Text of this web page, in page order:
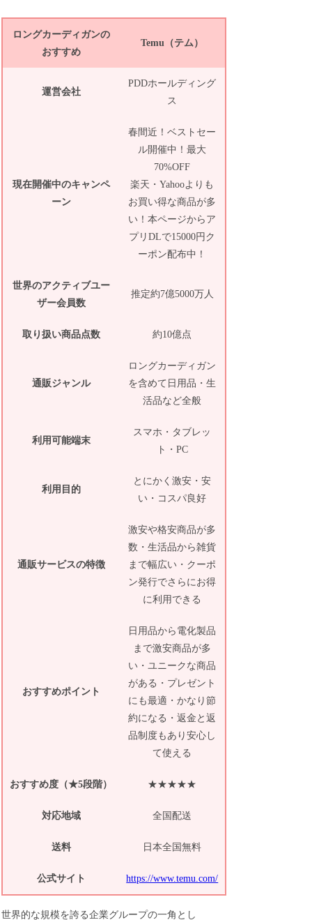
ロングカーディガンの
おすすめ
Temu（テム）
運営会社
PDDホールディング
ス
現在開催中のキャンペ
ーン
春間近！ベストセー
ル開催中！最大
70%OFF
楽天・Yahooよりも
お買い得な商品が多
い！本ページからア
プリDLで15000円ク
ーポン配布中！
世界のアクティブユー
ザー会員数
推定約7億5000万人
取り扱い商品点数 約10億点
通販ジャンル
ロングカーディガン
を含めて日用品・生
活品など全般
利用可能端末
スマホ・タブレッ
ト・PC
利用目的
とにかく激安・安
い・コスパ良好
通販サービスの特徴
激安や格安商品が多
数・生活品から雑貨
まで幅広い・クーポ
ン発行でさらにお得
に利用できる
おすすめポイント
日用品から電化製品
まで激安商品が多
い・ユニークな商品
がある・プレゼント
にも最適・かなり節
約になる・返金と返
品制度もあり安心し
て使える
おすすめ度（★5段階） ★★★★★
対応地域 全国配送
送料 日本全国無料
公式サイト https://www.temu.com/
世界的な規模を誇る企業グループの一角とし